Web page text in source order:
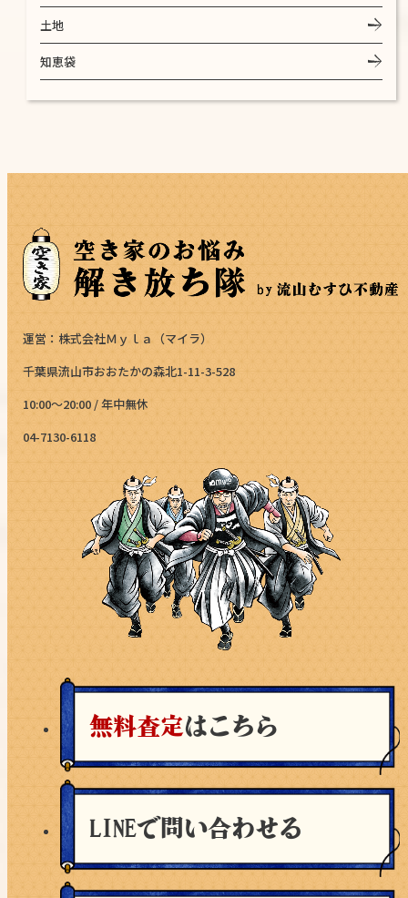
土地
知恵袋
運営：株式会社Ｍｙｌａ（マイラ）
千葉県流山市おおたかの森北1-11-3-528
10:00～20:00 / 年中無休
04-7130-6118
無料査定はこちら
LINEで問い合わせる